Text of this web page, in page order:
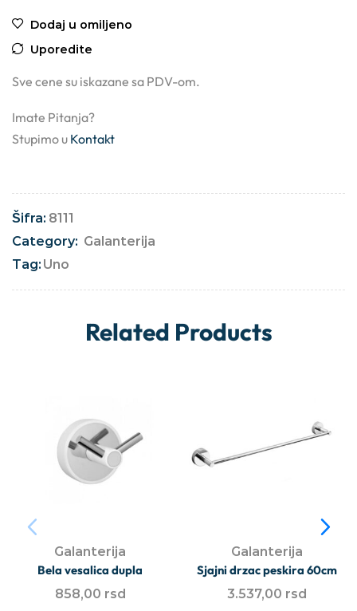
Dodaj u omiljeno
Uporedite
Sve cene su iskazane sa PDV-om.
Imate Pitanja?
Stupimo u Kontakt
Šifra: 8111
Category: Galanterija
Tag: Uno
Related Products
Galanterija
Bela vesalica dupla
858,00 rsd
Galanterija
Sjajni drzac peskira 60cm
3.537,00 rsd